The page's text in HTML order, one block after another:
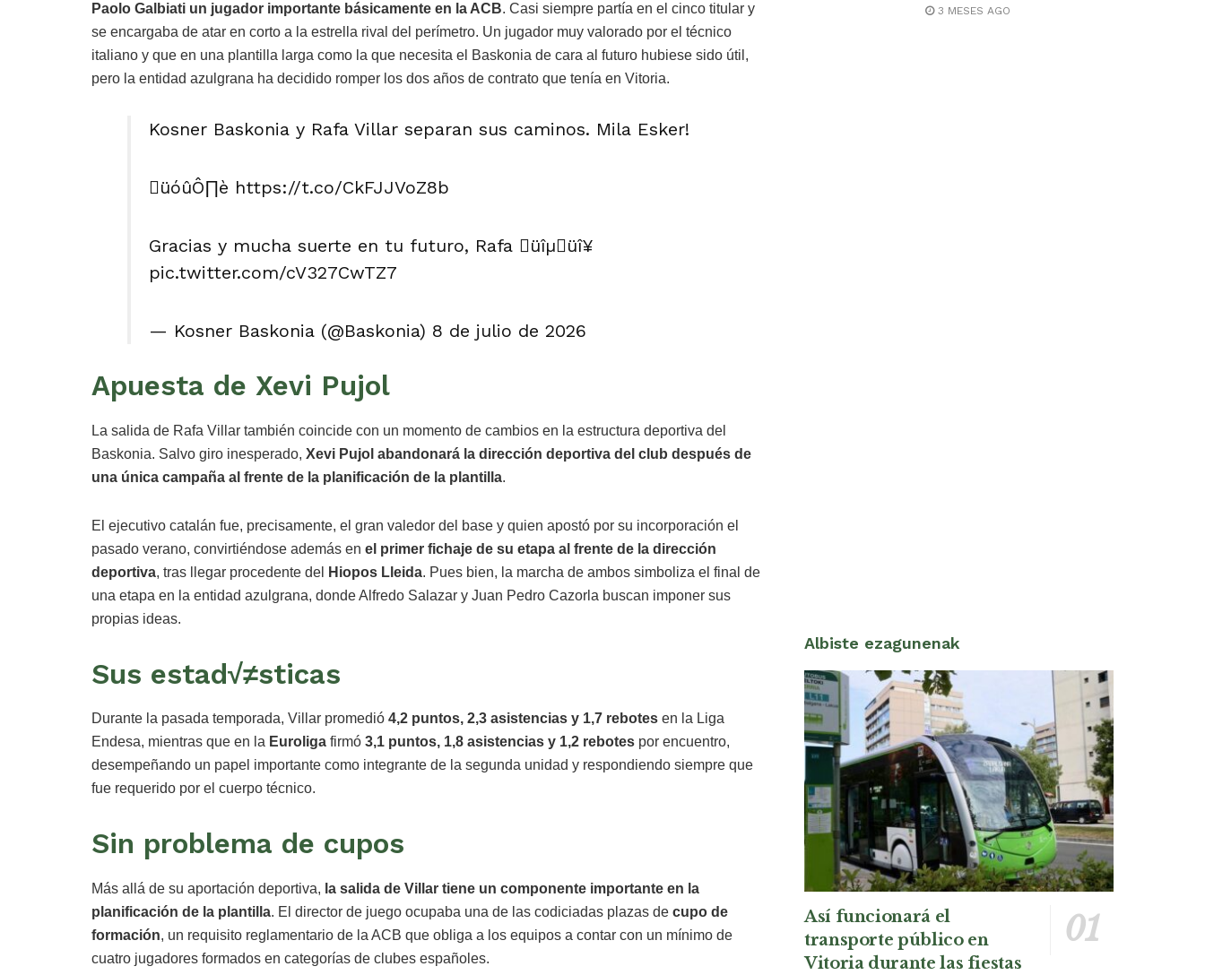
Paolo Galbiati un jugador importante básicamente en la ACB. Casi siempre partía en el cinco titular y
se encargaba de atar en corto a la estrella rival del perímetro. Un jugador muy valorado por el técnico
italiano y que en una plantilla larga como la que necesita el Baskonia de cara al futuro hubiese sido útil,
pero la entidad azulgrana ha decidido romper los dos años de contrato que tenía en Vitoria.
Kosner Baskonia y Rafa Villar separan sus caminos. Mila Esker!
üóûÔ∏è https://t.co/CkFJJVoZ8b
Gracias y mucha suerte en tu futuro, Rafa üîµüî¥
pic.twitter.com/cV327CwTZ7
— Kosner Baskonia (@Baskonia) 8 de julio de 2026
Apuesta de Xevi Pujol
La salida de Rafa Villar también coincide con un momento de cambios en la estructura deportiva del
Baskonia. Salvo giro inesperado, Xevi Pujol abandonará la dirección deportiva del club después de
una única campaña al frente de la planificación de la plantilla.
El ejecutivo catalán fue, precisamente, el gran valedor del base y quien apostó por su incorporación el
pasado verano, convirtiéndose además en el primer fichaje de su etapa al frente de la dirección
deportiva, tras llegar procedente del Hiopos Lleida. Pues bien, la marcha de ambos simboliza el final de
una etapa en la entidad azulgrana, donde Alfredo Salazar y Juan Pedro Cazorla buscan imponer sus
propias ideas.
Sus estad√≠sticas
Durante la pasada temporada, Villar promedió 4,2 puntos, 2,3 asistencias y 1,7 rebotes en la Liga
Endesa, mientras que en la Euroliga firmó 3,1 puntos, 1,8 asistencias y 1,2 rebotes por encuentro,
desempeñando un papel importante como integrante de la segunda unidad y respondiendo siempre que
fue requerido por el cuerpo técnico.
Sin problema de cupos
Más allá de su aportación deportiva, la salida de Villar tiene un componente importante en la
planificación de la plantilla. El director de juego ocupaba una de las codiciadas plazas de cupo de
formación, un requisito reglamentario de la ACB que obliga a los equipos a contar con un mínimo de
cuatro jugadores formados en categorías de clubes españoles.
3 MESES AGO
Albiste ezagunenak
Así funcionará el
transporte público en
Vitoria durante las fiestas